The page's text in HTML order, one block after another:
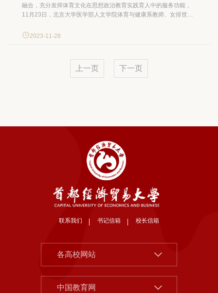
融合，充分发挥体育文化在思想政治教育实践育人中的服务功能，
11月23日，北京大学医学部人文学院体育与健康系教师、女排世界
风采——女排冠军校园行”主题讲座。本次活动由党委学生工作部与
2023-11-28
上一页 下一页
各高校网站
北京大学
清华大学
中国人民大学
中国教育网
中国社会科学院
联系我们 书记信箱 校长信箱